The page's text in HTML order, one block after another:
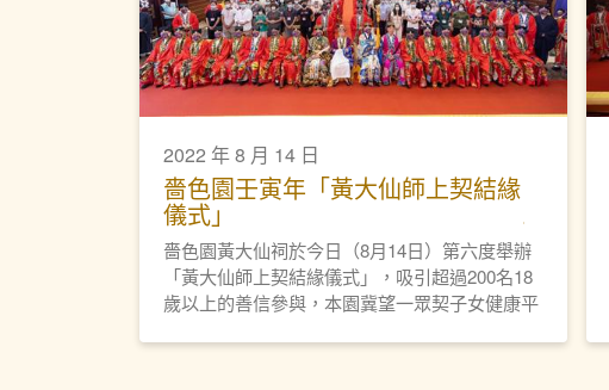
2022 年 8 月 14 日
嗇色園壬寅年「黃大仙師上契結緣
儀式」
嗇色園黃大仙祠於今日（8月14日）第六度舉辦
「黃大仙師上契結緣儀式」，吸引超過200名18
歲以上的善信參與，本園冀望一眾契子女健康平